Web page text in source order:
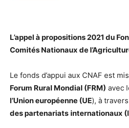
L’appel à propositions 2021 du
Comités Nationaux de
Le fonds d’appui aux CNAF est
Forum Rural Mondial (FRM) avec
l’Union européenne (UE), à
des partenariats internationaux